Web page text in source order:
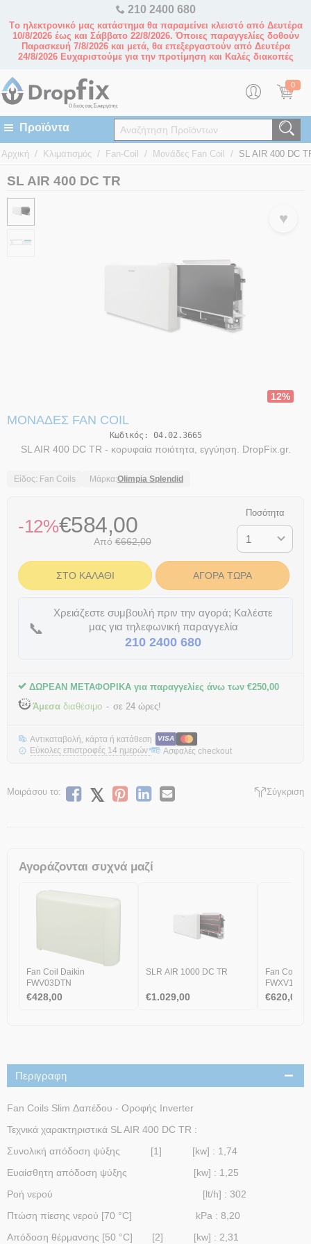
210 2400 680
Tο ηλεκτρονικό μας κατάστημα θα παραμείνει κλειστό από Δευτέρα
10/8/2026 έως και Σάββατο 22/8/2026. Όποιες παραγγελίες δοθούν
Παρασκευή 7/8/2026 και μετά, θα επεξεργαστούν από Δευτέρα
24/8/2026 Ευχαριστούμε για την προτίμηση και Καλές διακοπές
0
Αρχική / Κλιματισμός / Fan-Coil / Μονάδες Fan Coil / SL AIR 400 DC
SL AIR 400 DC TR
♥
12%
ΜΟΝΆΔΕΣ FAN COIL
Κωδικός: 04.02.3665
SL AIR 400 DC TR - κορυφαία ποιότητα, εγγύηση. DropFix.gr.
Είδος: Fan Coils Μάρκα:Olimpia Splendid
-12%€584,00
Από €662,00
Ποσότητα
ΣΤΟ ΚΑΛΆΘΙ ΑΓΟΡΆ ΤΏΡΑ
📞
Χρειάζεστε συμβουλή πριν την αγορά; Καλέστε
μας για τηλεφωνική παραγγελία
210 2400 680
ΔΩΡΕΑΝ ΜΕΤΑΦΟΡΙΚΑ για παραγγελίες άνω των €250,00
Άμεσα διαθέσιμο σε 24 ώρες!
Αντικαταβολή, κάρτα ή κατάθεση VISA
Εύκολες επιστροφές 14 ημερών* Ασφαλές checkout
Μοιράσου το: Σύγκριση
Αγοράζονται συχνά μαζί
Fan Coil Daikin
FWV03DTN
€428,00
SLR AIR 1000 DC TR
€1.029,00
Fan Coil
€620,00
Περιγραφη
Fan Coils Slim Δαπέδου - Οροφής Inverter
Τεχνικά χαρακτηριστικά SL AIR 400 DC TR :
Συνολική απόδοση ψύξης [1] [kw] : 1,74
Ευαίσθητη απόδοση ψύξης [kw] : 1,25
Ροή νερού [lt/h] : 302
Πτώση πίεσης νερού [70 °C] kPa : 8,20
Απόδοση θέρμανσης [50 °C] [2] [kw] : 2,31